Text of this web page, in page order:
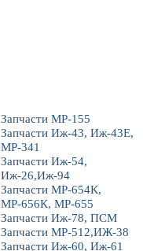
Запчасти МР-155
Запчасти Иж-43, Иж-43Е,
МР-341
Запчасти Иж-54,
Иж-26,Иж-94
Запчасти МР-654К,
МР-656К, МР-655
Запчасти Иж-78, ПСМ
Запчасти МР-512,ИЖ-38
Запчасти Иж-60, Иж-61